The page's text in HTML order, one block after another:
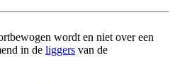
wordt en niet over een
in de liggers van de